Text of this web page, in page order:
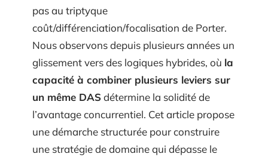
pas au triptyque
coût/différenciation/focalisation de Porter.
Nous observons depuis plusieurs années un
glissement vers des logiques hybrides, où la
capacité à combiner plusieurs leviers sur
un même DASdétermine la solidité de
l’avantage concurrentiel. Cet article propose
une démarche structurée pour construire
une stratégie de domaine qui dépasse le